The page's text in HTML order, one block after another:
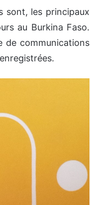
sont, les principaux
au Burkina Faso.
de communications